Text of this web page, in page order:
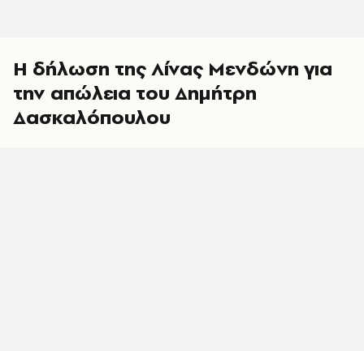
Η δήλωση της Λίνας Μενδώνη για
την απώλεια του Δημήτρη
Δασκαλόπουλου